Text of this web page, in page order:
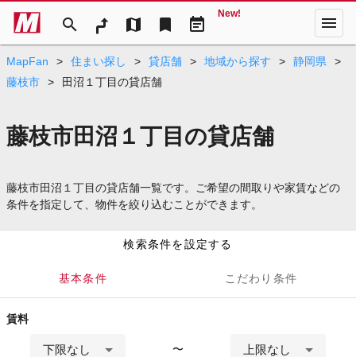
search map bookmark event_note
New! menu
MapFan > 住まい探し > 貸店舗 > 地域から探す > 静岡県
>
藤枝市
> 田沼１丁目の貸店舗
藤枝市田沼１丁目の貸店舗
藤枝市田沼１丁目の貸店舗一覧です。ご希望の間取りや家賃などの
条件を指定して、物件を絞り込むことができます。
検索条件を設定する
基本条件 こだわり条件
賃料
下限なし 〜 上限なし